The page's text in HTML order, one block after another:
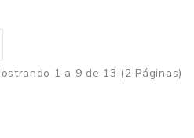
1 a 9 de 13 (2 Páginas)